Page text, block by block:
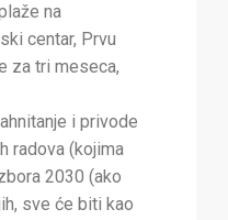
na
centar, Prvu
za tri meseca,
i privode
radova (kojima
2030 (ako
sve će biti kao